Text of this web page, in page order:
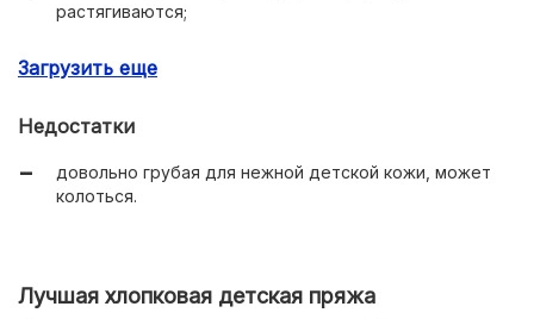
растягиваются;
хорошо впитывает влагу и пропускает воздух.
Загрузить еще
Недостатки
довольно грубая для нежной детской кожи, может
колоться.
Лучшая хлопковая детская пряжа